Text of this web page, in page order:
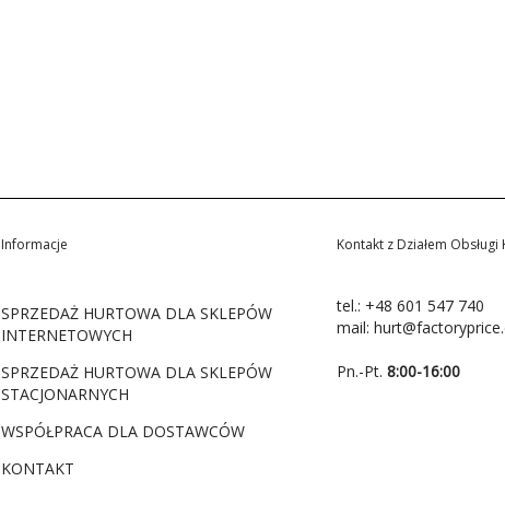
Informacje
SPRZEDAŻ HURTOWA DLA SKLEPÓW
INTERNETOWYCH
SPRZEDAŻ HURTOWA DLA SKLEPÓW
STACJONARNYCH
WSPÓŁPRACA DLA DOSTAWCÓW
KONTAKT
Kontakt z Działem Obsługi
tel.: +48 601 547 740
mail:
Pn.-Pt. 8:00-16:00